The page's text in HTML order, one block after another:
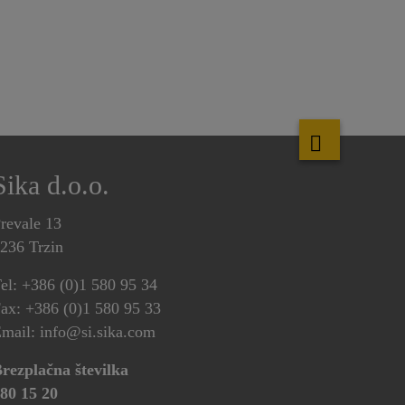
d.o.o.
13
Trzin
+386 (0)1 580 95 34
+386 (0)1 580 95 33
info@si.sika.com
številka
15 20